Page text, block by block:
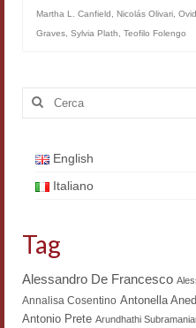
Filologia digitale
Rammses
LEAD
Martha L. Canfield
Nicolás Olivari
Graves Sylvia Plath Teofilo Folengo
Cerca:
English
Italiano
Tag
Alessandro De Francesco
Annalisa Cosentino Antonella
Antonio Prete Arundhathi